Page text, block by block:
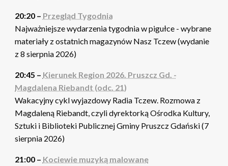
20:20 – Przegląd Tygodnia
Najważniejsze wydarzenia tygodnia w pigułce - wybrane
materiały z ostatnich magazynów Nasz Tczew (wydanie
z 8 sierpnia 2026)
20:45 – Kierunek Region 2026. Pruszcz Gd. -
Magdalena Riebandt (odc. 21)
Wakacyjny cykl wyjazdowy Radia Tczew. Rozmowa z
Magdaleną Riebandt, czyli dyrektorką Ośrodka Kultury,
Sztuki i Biblioteki Publicznej Gminy Pruszcz Gdański (7
sierpnia 2026)
21:00 – Kociewie muzyką malowane